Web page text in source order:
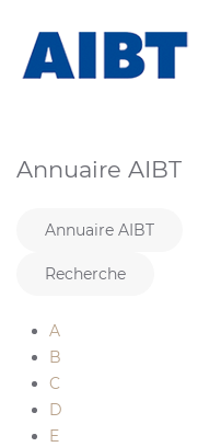
Annuaire AIBT
Annuaire AIBT
Recherche
A
B
C
D
E